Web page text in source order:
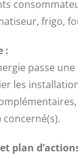
frigo,
:
passe
les
concerné(s).
plan